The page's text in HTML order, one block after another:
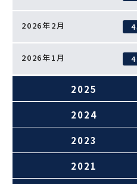
2026年2月
2026年1月
2025
2024
2023
2021